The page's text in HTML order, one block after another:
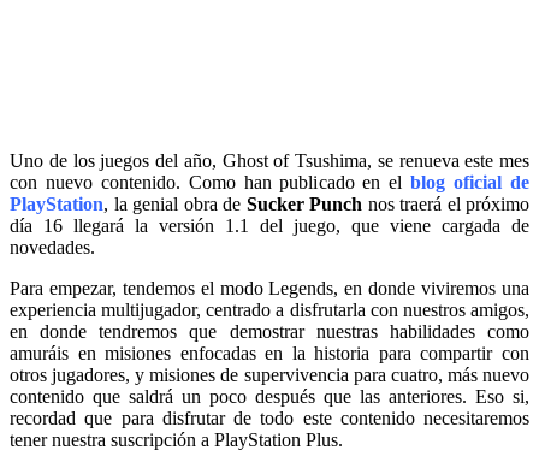
Uno de los juegos del año, Ghost of Tsushima, se renueva este mes
con nuevo contenido. Como han publicado en elblog oficial de
PlayStation, la genial obra de Sucker Punch nos traerá el próximo
día 16 llegará la versión 1.1 del juego, que viene cargada de
novedades.
Para empezar, tendemos el modo Legends, en donde viviremos una
experiencia multijugador, centrado a disfrutarla con nuestros amigos,
en donde tendremos que demostrar nuestras habilidades como
amuráis en misiones enfocadas en la historia para compartir con
otros jugadores, y misiones de supervivencia para cuatro, más nuevo
contenido que saldrá un poco después que las anteriores. Eso si,
recordad que para disfrutar de todo este contenido necesitaremos
tener nuestra suscripción a PlayStation Plus.